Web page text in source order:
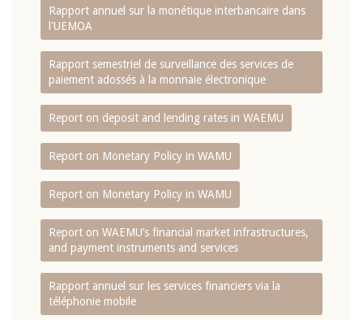
Rapport annuel sur la monétique interbancaire dans
l'UEMOA
Rapport semestriel de surveillance des services de
paiement adossés à la monnaie électronique
Report on deposit and lending rates in WAEMU
Report on Monetary Policy in WAMU
Report on Monetary Policy in WAMU
Report on WAEMU’s financial market infrastructures,
and payment instruments and services
Rapport annuel sur les services financiers via la
téléphonie mobile